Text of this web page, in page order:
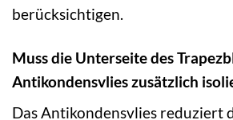
berücksichtigen.
Muss die Unterseite des
Antikondensvlies zusätzlich
Das Antikondensvlies reduziert